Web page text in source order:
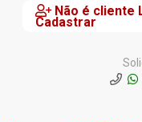
Não é cliente
Cadastrar